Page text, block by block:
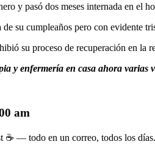
y pasó dos meses internada en el
su cumpleaños pero con evidente
su proceso de recuperación en la
y enfermería en casa ahora varias
am
☕ — todo en un correo, todos los